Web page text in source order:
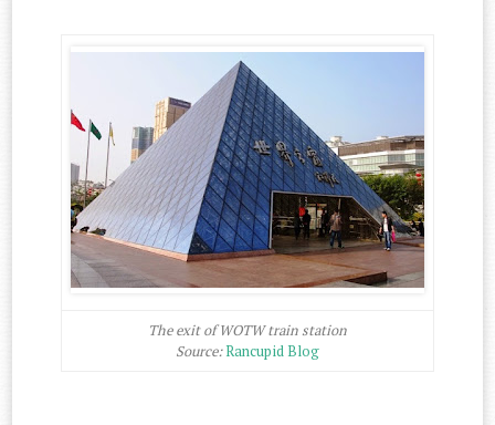
The exit of WOTW train station
Source:Rancupid Blog